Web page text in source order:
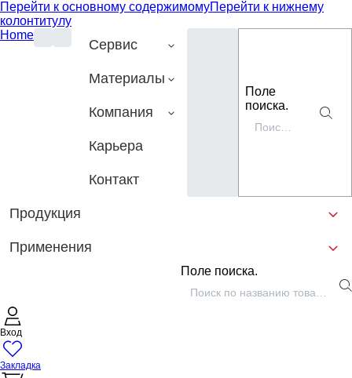
Перейти к основному содержимомуПерейти к нижнему
колонтитулу
Home
Сервис
Материалы
Компания
Карьера
Контакт
Поле
поиска.
Продукция
Применения
Поле поиска.
Вход
Закладка